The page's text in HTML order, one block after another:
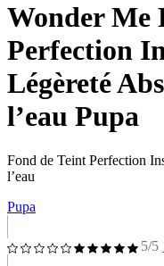
Wonder Me
Perfection
Légèreté
l’eau Pupa
Fond de Teint Perfection
l’eau
Pupa
5/5